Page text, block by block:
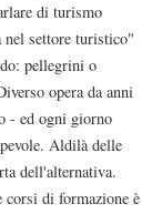
di turismo
nel settore turistico"
pellegrini o
opera da anni
- ed ogni giorno
Aldilà delle
dell'alternativa.
corsi di formazione è